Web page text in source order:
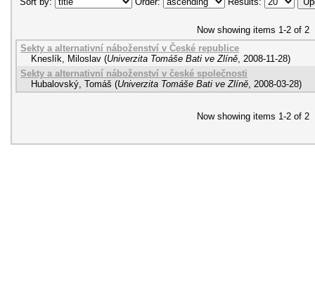
Now showing items 1-2 of 2
Sekty a alternativní náboženství v České republice
Kneslík, Miloslav (Univerzita Tomáše Bati ve Zlíně, 2008-11-28)
Sekty a alternativní náboženství v české společnosti
Hubalovský, Tomáš (Univerzita Tomáše Bati ve Zlíně, 2008-03-28)
Now showing items 1-2 of 2